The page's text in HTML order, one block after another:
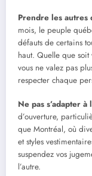
Prendre les autres
mois, le peuple
défauts de certains
haut. Quelle que
vous ne valez pas
respecter chaque
Ne pas s’adapter
d’ouverture,
que Montréal, où
et styles
suspendez vos
l’autre.